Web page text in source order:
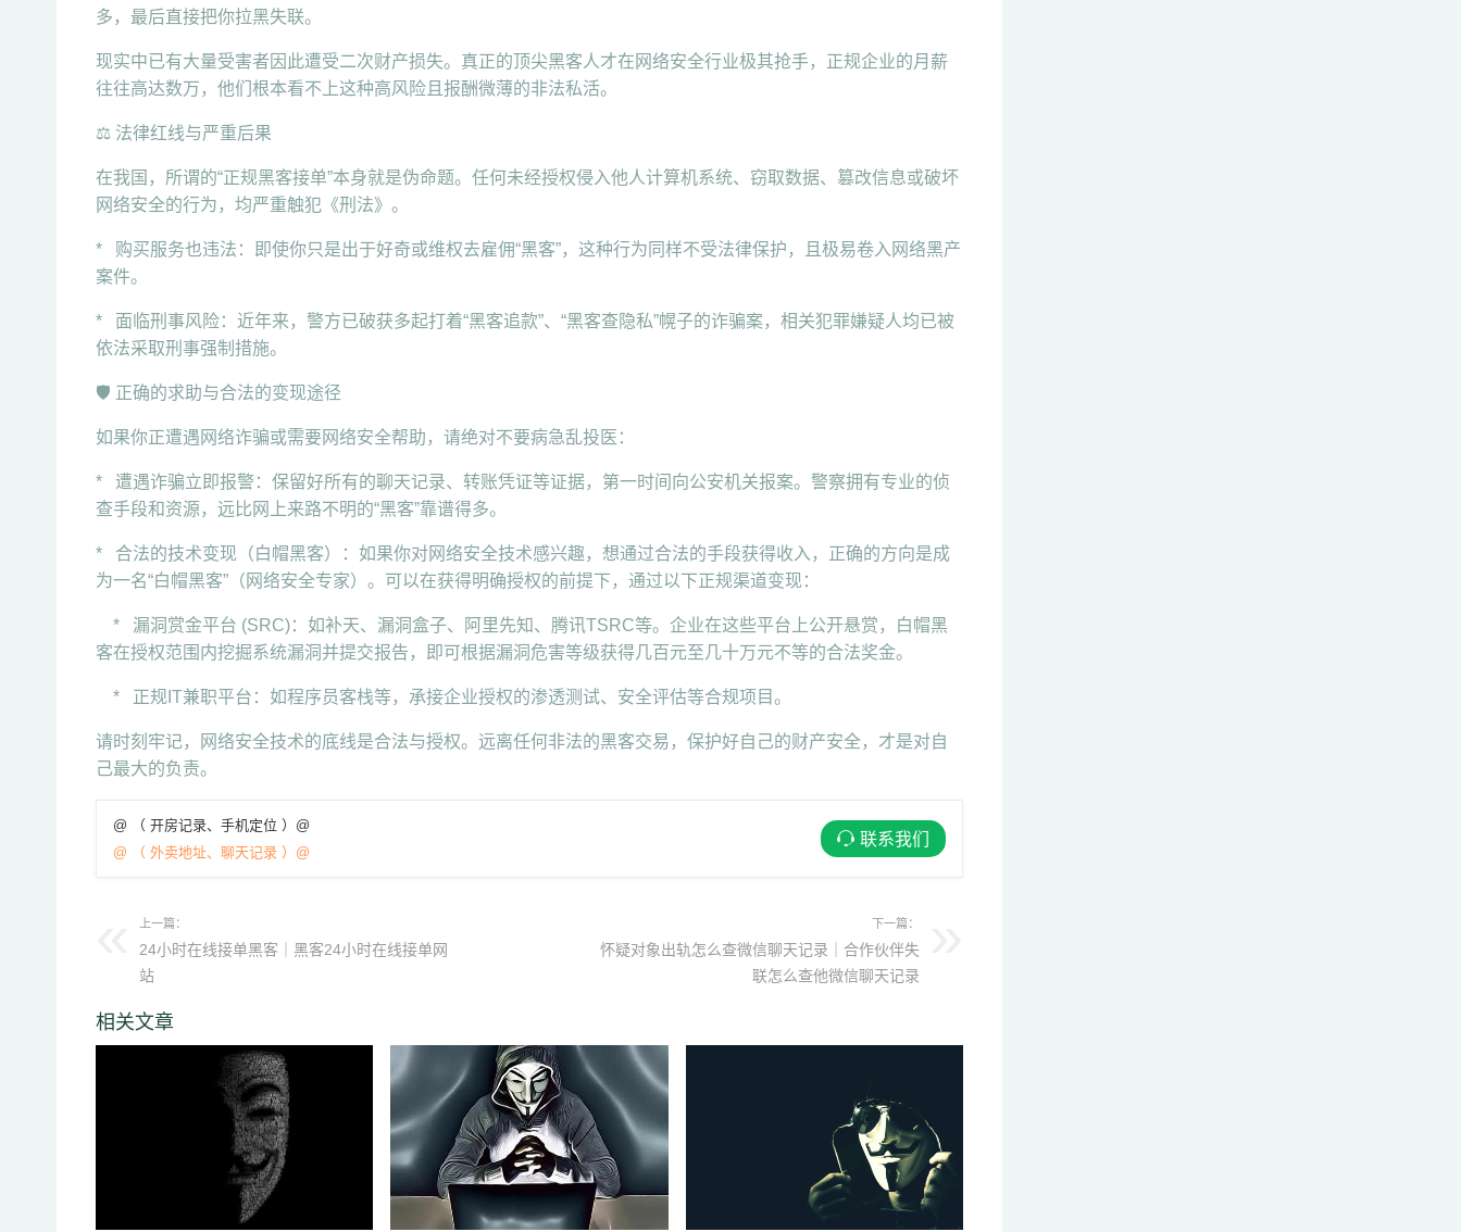
多，最后直接把你拉黑失联。
现实中已有大量受害者因此遭受二次财产损失。真正的顶尖黑客人才在网络安全行业极其抢手，正规企业的月薪
往往高达数万，他们根本看不上这种高风险且报酬微薄的非法私活。
⚖️ 法律红线与严重后果
在我国，所谓的“正规黑客接单”本身就是伪命题。任何未经授权侵入他人计算机系统、窃取数据、篡改信息或破坏
网络安全的行为，均严重触犯《刑法》。
* 购买服务也违法：即使你只是出于好奇或维权去雇佣“黑客”，这种行为同样不受法律保护，且极易卷入网络黑产
案件。
* 面临刑事风险：近年来，警方已破获多起打着“黑客追款”、“黑客查隐私”幌子的诈骗案，相关犯罪嫌疑人均已被
依法采取刑事强制措施。
🛡️ 正确的求助与合法的变现途径
如果你正遭遇网络诈骗或需要网络安全帮助，请绝对不要病急乱投医：
* 遭遇诈骗立即报警：保留好所有的聊天记录、转账凭证等证据，第一时间向公安机关报案。警察拥有专业的侦
查手段和资源，远比网上来路不明的“黑客”靠谱得多。
* 合法的技术变现（白帽黑客）：如果你对网络安全技术感兴趣，想通过合法的手段获得收入，正确的方向是成
为一名“白帽黑客”（网络安全专家）。可以在获得明确授权的前提下，通过以下正规渠道变现：
* 漏洞赏金平台 (SRC)：如补天、漏洞盒子、阿里先知、腾讯TSRC等。企业在这些平台上公开悬赏，白帽黑
客在授权范围内挖掘系统漏洞并提交报告，即可根据漏洞危害等级获得几百元至几十万元不等的合法奖金。
* 正规IT兼职平台：如程序员客栈等，承接企业授权的渗透测试、安全评估等合规项目。
请时刻牢记，网络安全技术的底线是合法与授权。远离任何非法的黑客交易，保护好自己的财产安全，才是对自
己最大的负责。
@ （ 开房记录、手机定位 ）@
@ （ 外卖地址、聊天记录 ）@
联系我们
上一篇：
24小时在线接单黑客｜黑客24小时在线接单网
站
下一篇：
怀疑对象出轨怎么查微信聊天记录｜合作伙伴失
联怎么查他微信聊天记录
相关文章